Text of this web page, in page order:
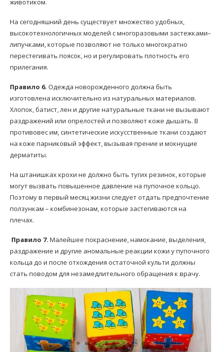
животиком.
На сегодняшний день существует множество удобных,
высокотехнологичных моделей с многоразовыми застежками–
липучками, которые позволяют не только многократно
перестегивать поясок, но и регулировать плотность его
прилегания.
Правило 6. Одежда новорожденного должна быть
изготовлена исключительно из натуральных материалов.
Хлопок, батист, лен и другие натуральные ткани не вызывают
раздражений или опрелостей и позволяют коже дышать. В
противовес им, синтетические искусственные ткани создают
на коже парниковый эффект, вызывая прение и мокнущие
дерматиты.
На штанишках крохи не должно быть тугих резинок, которые
могут вызвать повышенное давление на пупочное кольцо.
Поэтому в первый месяц жизни следует отдать предпочтение
ползункам – комбинезонам, которые застегиваются на
плечах.
Правило 7. Малейшее покраснение, намокание, выделения,
раздражение и другие аномальные реакции кожи у пупочного
кольца до и после отхождения остаточной культи должны
стать поводом для незамедлительного обращения к врачу.